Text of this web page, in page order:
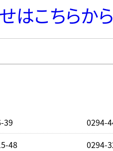
はこちらから
39 0294-
48 0294-